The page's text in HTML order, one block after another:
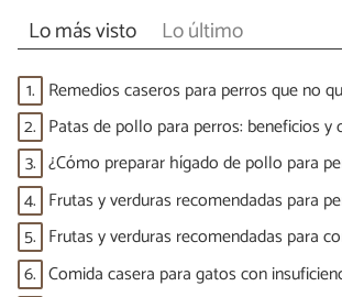
Lo más visto Lo último
1. Remedios caseros para perros que no
2. Patas de pollo para perros: beneficios y
3. ¿Cómo preparar hígado de pollo para
4. Frutas y verduras recomendadas para
5. Frutas y verduras recomendadas para
6. Comida casera para gatos con